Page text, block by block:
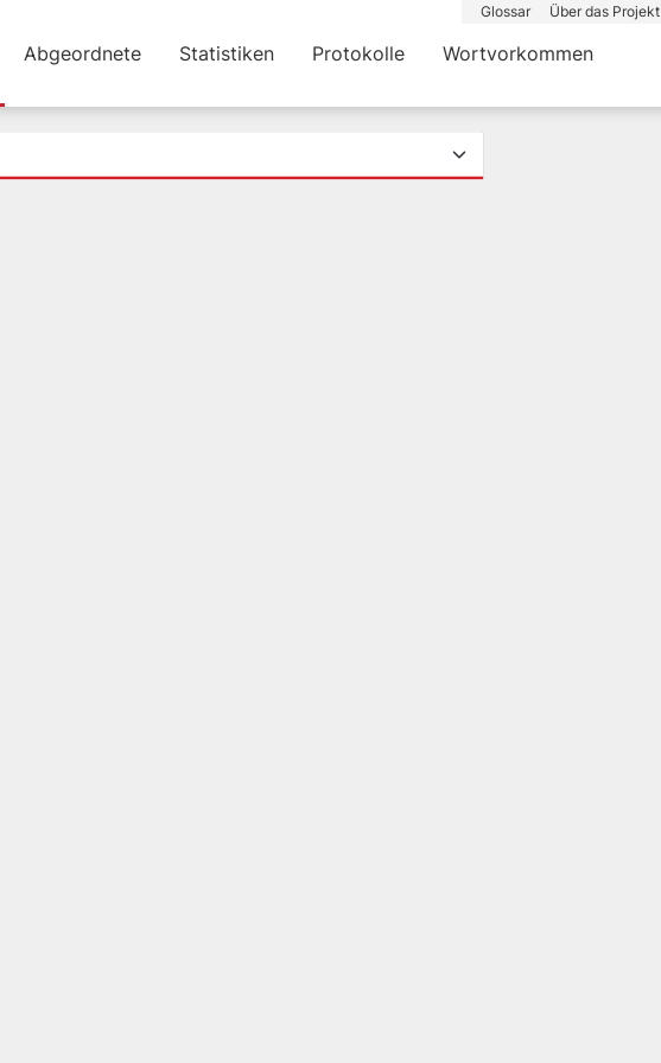
Glossar Über das Projekt
Abgeordnete Statistiken Protokolle Wortvorkommen